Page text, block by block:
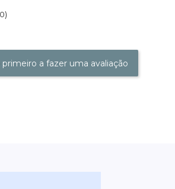
primeiro a fazer uma avaliação